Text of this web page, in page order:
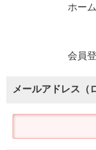
ホー
会員
メールアドレス（